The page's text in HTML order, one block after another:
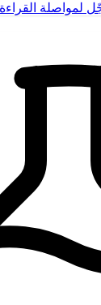
لمواصلة القراءة